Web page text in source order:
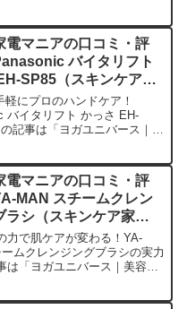
のが「POLA 美顔器 Red
...
電マニアの口コミ・評
バイタリフト
SP85（スキンケア家
実際に使ってみた正直感
軽にプロのハンドケア！
バイタリフト かっさ EH-
記事は「ヨガユニバース｜美
ナソニックの美顔器「バイタ
電マニアの口コミ・評
MAN スチームクレン
ラシ（スキンケア家
実際に使ってみた正直感
力で肌ケアが変わる！YA-
ムクレンジングブラシの実力
は「ヨガユニバース｜美容家